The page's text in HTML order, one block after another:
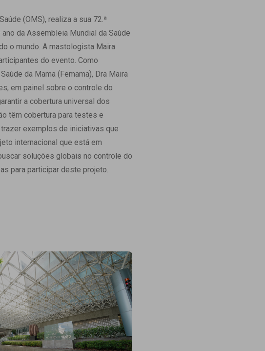
Ambiental
Social
Tele Interconsultas
Cabine Telemedicina
(OMS), realiza a sua 72.ª
da Assembleia Mundial da Saúde
o mundo. A mastologista Maira
do evento. Como
da Mama (Femama), Dra Maira
em painel sobre o controle do
a cobertura universal dos
têm cobertura para testes e
exemplos de iniciativas que
internacional que está em
soluções globais no controle do
para participar deste projeto.